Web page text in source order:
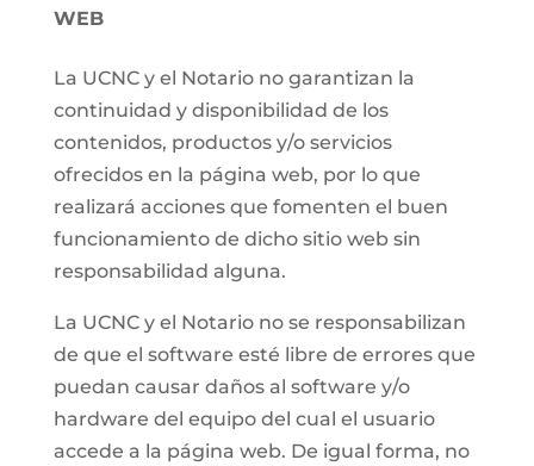
WEB
La UCNC y el Notario no garantizan la
continuidad y disponibilidad de los
contenidos, productos y/o servicios
ofrecidos en la página web, por lo que
realizará acciones que fomenten el buen
funcionamiento de dicho sitio web sin
responsabilidad alguna.
La UCNC y el Notario no se responsabilizan
de que el software esté libre de errores que
puedan causar daños al software y/o
hardware del equipo del cual el usuario
accede a la página web. De igual forma, no